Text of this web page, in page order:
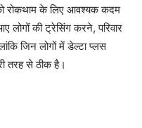
रोकथाम के लिए आवश्यक कदम
लोगों की ट्रेसिंग करने, परिवार
जिन लोगों में डेल्टा प्लस
तरह से ठीक है।